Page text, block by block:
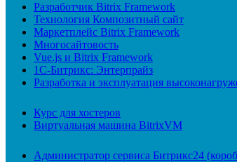
Разработчик Bitrix Framework
Технология Композитный сайт
Маркетплейс Bitrix Framework
Многосайтовость
Vue.js и Bitrix Framework
1С-Битрикс: Энтерпрайз
Разработка и эксплуатация
Курс для хостеров
Виртуальная машина BitrixVM
Администратор сервиса Битрикс24